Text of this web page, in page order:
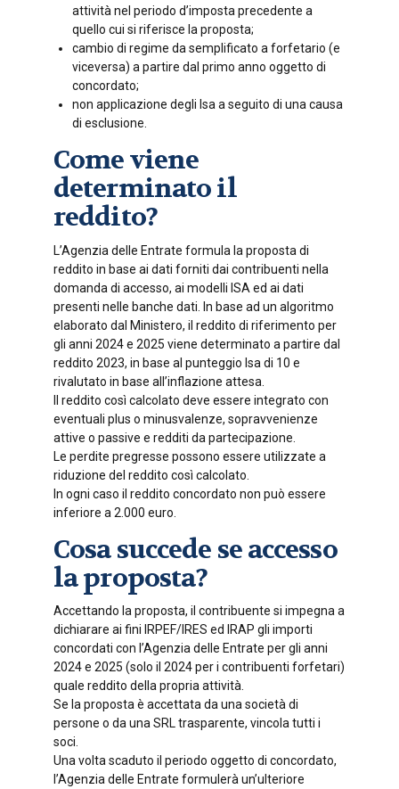
attività nel periodo d’imposta precedente a
quello cui si riferisce la proposta;
cambio di regime da semplificato a forfetario (e
viceversa) a partire dal primo anno oggetto di
concordato;
non applicazione degli Isa a seguito di una causa
di esclusione.
Come viene
determinato il
reddito?
L’Agenzia delle Entrate formula la proposta di
reddito in base ai dati forniti dai contribuenti nella
domanda di accesso, ai modelli ISA ed ai dati
presenti nelle banche dati. In base ad un algoritmo
elaborato dal Ministero, il reddito di riferimento per
gli anni 2024 e 2025 viene determinato a partire dal
reddito 2023, in base al punteggio Isa di 10 e
rivalutato in base all’inflazione attesa.
Il reddito così calcolato deve essere integrato con
eventuali plus o minusvalenze, sopravvenienze
attive o passive e redditi da partecipazione.
Le perdite pregresse possono essere utilizzate a
riduzione del reddito così calcolato.
In ogni caso il reddito concordato non può essere
inferiore a 2.000 euro.
Cosa succede se accesso
la proposta?
Accettando la proposta, il contribuente si impegna a
dichiarare ai fini IRPEF/IRES ed IRAP gli importi
concordati con l’Agenzia delle Entrate per gli anni
2024 e 2025 (solo il 2024 per i contribuenti forfetari)
quale reddito della propria attività.
Se la proposta è accettata da una società di
persone o da una SRL trasparente, vincola tutti i
soci.
Una volta scaduto il periodo oggetto di concordato,
l’Agenzia delle Entrate formulerà un’ulteriore